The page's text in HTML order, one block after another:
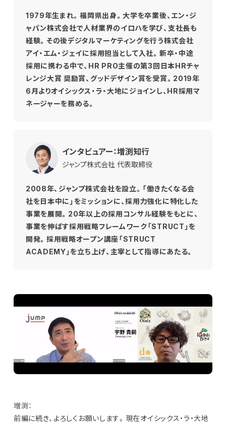
1979年生まれ。福岡県出身。大学を卒業後、エン・ジ
ャパン株式会社で人材業界のイロハを学び、支社長も
経験。その後デジタルマーケティングを行う株式会社
アイ・エム・ジェイに採用担当として入社。新卒・中途
採用に携わる中で、HR PRO主催の第3回日本HRチャ
レンジ大賞 奨励賞、グッドデザイン賞を受賞。2019年
6月よりオイシックス・ラ・大地にジョインし、HR採用マ
ネージャーを務める。
2008年、ジャンプ株式会社を設立。「働きたくなる会
社を日本中に」をミッションに、採用力強化に特化した
事業を展開。20年以上の採用コンサル経験をもとに、
事業を伸ばす採用戦略フレームワーク「STRUCT」を
開発。採用戦略オープン講座「STRUCT
ACADEMY」を立ち上げ、主宰として指導にあたる。
インタビュアー：増渕知行
ジャンプ株式会社 代表取締役
増渕：
前編に続き、よろしくお願いします。現在オイシックス・ラ・大地